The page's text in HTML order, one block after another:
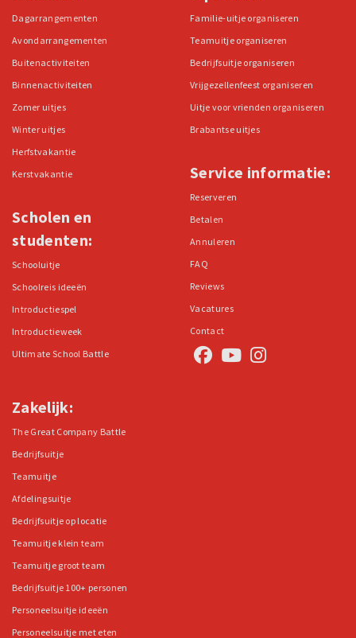
Dagarrangementen
Avondarrangementen
Buitenactiviteiten
Binnenactiviteiten
Zomer uitjes
Winter uitjes
Herfstvakantie
Kerstvakantie
Scholen en
studenten:
Schooluitje
Schoolreis ideeën
Introductiespel
Introductieweek
Ultimate School Battle
Familie-uitje organiseren
Teamuitje organiseren
Bedrijfsuitje organiseren
Vrijgezellenfeest organiseren
Uitje voor vrienden organiseren
Brabantse uitjes
Service informatie:
Reserveren
Betalen
Annuleren
FAQ
Reviews
Vacatures
Contact
Zakelijk:
The Great Company Battle
Bedrijfsuitje
Teamuitje
Afdelingsuitje
Bedrijfsuitje op locatie
Teamuitje klein team
Teamuitje groot team
Bedrijfsuitje 100+ personen
Personeelsuitje ideeën
Personeelsuitje met eten